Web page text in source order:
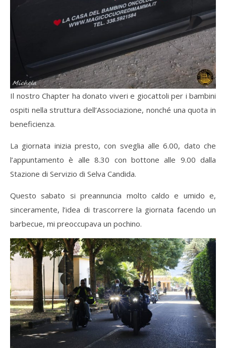
Il nostro Chapter ha donato viveri e giocattoli per i bambini
ospiti nella struttura dell’Associazione, nonché una quota in
beneficienza.
La giornata inizia presto, con sveglia alle 6.00, dato che
l’appuntamento è alle 8.30 con bottone alle 9.00 dalla
Stazione di Servizio di Selva Candida.
Questo sabato si preannuncia molto caldo e umido e,
sinceramente, l’idea di trascorrere la giornata facendo un
barbecue, mi preoccupava un pochino.